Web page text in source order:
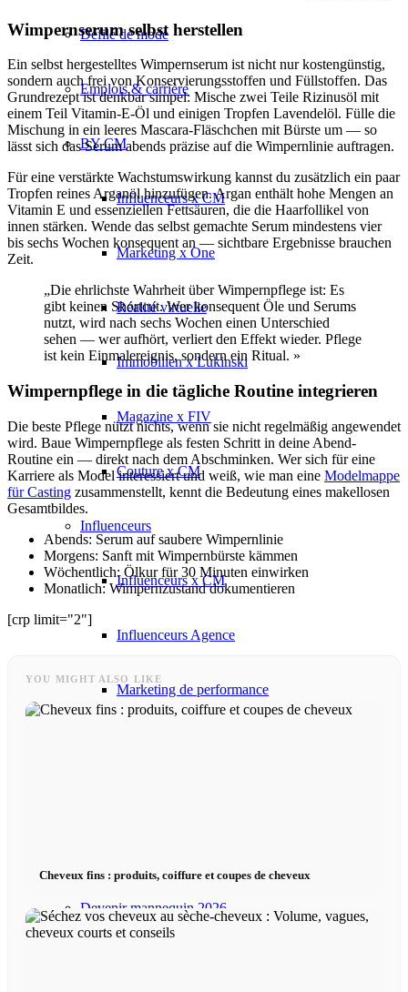
Défilé de mode
Emplois & carrière
BY CM
Influenceurs x CM
Marketing x One
Réalité virtuelle
Immobilien x Lukinski
Magazine x FIV
Couture x CM
Influenceurs
Influenceurs x CM
Influenceurs Agence
Marketing de performance
Devenir mannequin 2026
Wimpernserum selbst herstellen
Ein selbst hergestelltes Wimpernserum ist nicht nur kostengünstig,
sondern auch frei von Konservierungsstoffen und Füllstoffen. Das
Grundrezept ist denkbar simpel: Mische zwei Teile Rizinusöl mit
einem Teil Vitamin-E-Öl und einigen Tropfen Lavendelöl. Fülle die
Mischung in ein leeres Mascara-Fläschchen mit Bürste um — so
lässt sich das Serum abends präzise auf die Wimpernlinie auftragen.
Für eine verstärkte Wachstumswirkung kannst du zusätzlich ein paar
Tropfen reines Arganöl hinzufügen. Argan enthält hohe Mengen an
Vitamin E und essenziellen Fettsäuren, die die Haarfollikel von
innen stärken. Wende das selbst gemachte Serum mindestens vier
bis sechs Wochen konsequent an — sichtbare Ergebnisse brauchen
Zeit.
„Die ehrlichste Wahrheit über Wimpernpflege ist: Es
gibt keinen Shortcut. Wer konsequent Öle und Serums
nutzt, wird nach sechs Wochen einen Unterschied
sehen — wer aufhört, verliert den Effekt wieder. Pflege
ist kein Einmalereignis, sondern ein Ritual. »
Wimpernpflege in die tägliche Routine integrieren
Die beste Pflege nützt nichts, wenn sie nicht regelmäßig angewendet
wird. Baue Wimpernpflege als festen Schritt in deine Abend-
Routine ein — direkt nach dem Abschminken. Wer sich für eine
Karriere als Model interessiert und weiß, wie man eine Modelmappe
für Casting zusammenstellt, kennt die Bedeutung eines makellosen
Gesamtbildes.
Abends: Serum auf saubere Wimpernlinie
Morgens: Sanft mit Wimpernbürste kämmen
Wöchentlich: Ölkur für 30 Minuten einwirken
Monatlich: Wimpernzustand dokumentieren
[crp limit="2"]
YOU MIGHT ALSO LIKE
Cheveux fins : produits, coiffure et coupes de cheveux